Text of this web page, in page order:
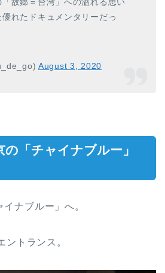
故郷＝台湾」への溢れる思い
れたドキュメンタリーだっ
August 3, 2020
「チャイナブルー」
ナブルー」へ。
ントランス。